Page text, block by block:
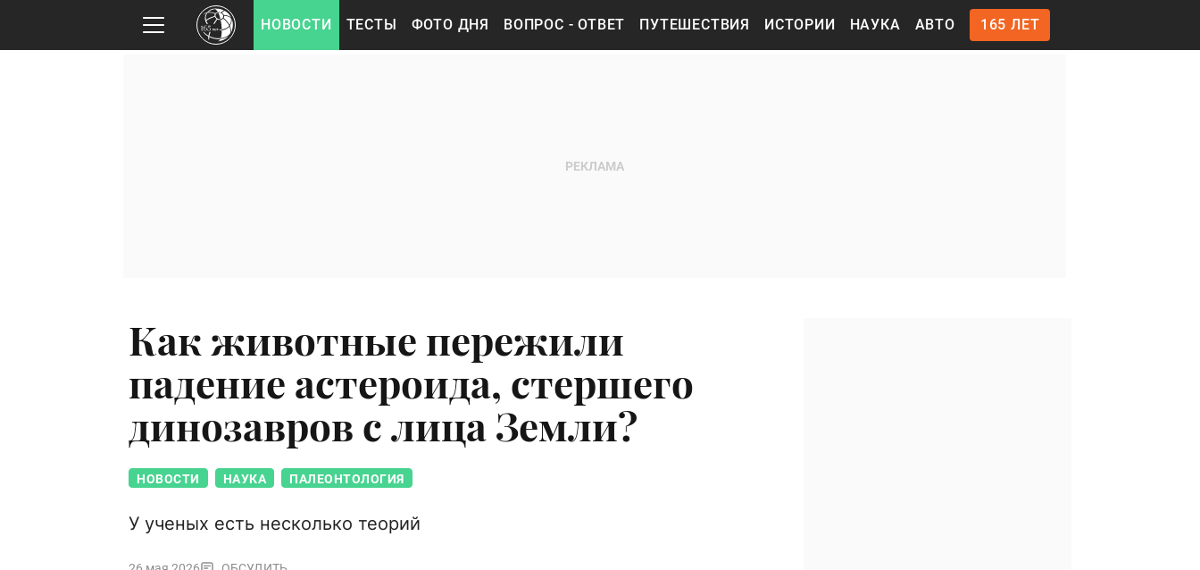
НОВОСТИ ТЕСТЫ ФОТО ДНЯ ВОПРОС - ОТВЕТ ПУТЕШЕСТВИЯ ИСТОРИИ НАУКА АВТО 165 ЛЕТ
Как животные пережили
падение астероида, стершего
динозавров с лица Земли?
НОВОСТИ НАУКА ПАЛЕОНТОЛОГИЯ
У ученых есть несколько теорий